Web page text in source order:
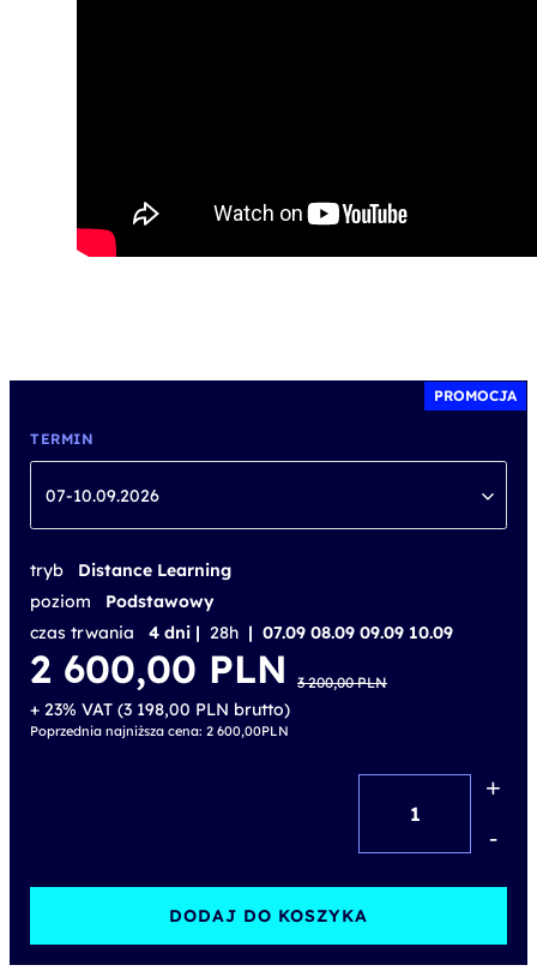
PROMOCJA
TERMIN
07-10.09.2026
tryb
Distance Learning
poziom
Podstawowy
czas trwania
4 dni | 28h | 07.09 08.09 09.09 10.09
3 200,00PLN
Pierwotna
cena
wynosiła:
3 200,00 PLN.
2 600,00 PLN
Aktualna
cena
wynosi:
2 600,00 PLN.
+ 23% VAT (3 198,00 PLN brutto)
Poprzednia najniższa cena: 2 600,00PLN
and
communication
+
-
DODAJ DO KOSZYKA